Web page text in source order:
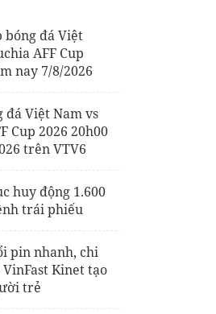
đá Việt
AFF Cup
nay 7/8/2026
Việt Nam vs
Cup 2026 20h00
trên VTV6
huy động 1.600
trái phiếu
pin nhanh, chi
Kinet tạo
trẻ